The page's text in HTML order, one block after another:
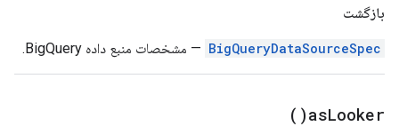
بازگشت
BigQueryDataSourceSpec — مشخصات منبع داده BigQuery.
asLooker(
)